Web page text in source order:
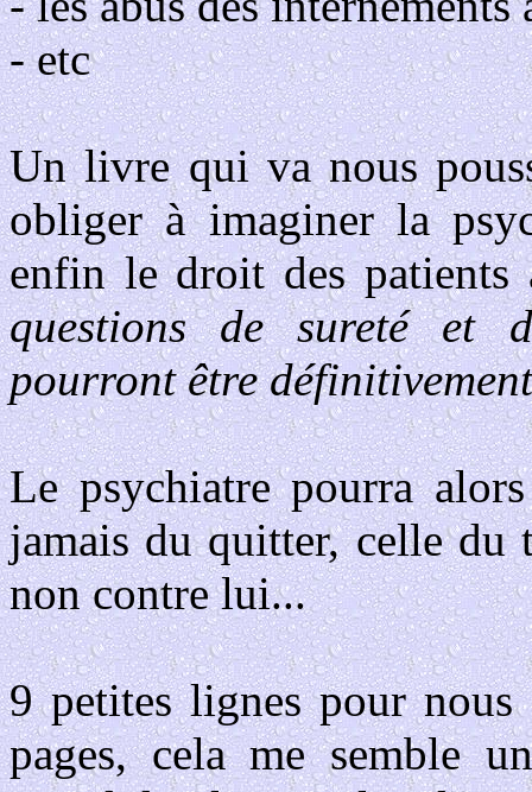
- etc
Un livre qui va nous
obliger à imaginer la
enfin le droit des
questions de sureté et
pourront être
Le psychiatre pourra
jamais du quitter, celle du
non contre lui...
9 petites lignes pour
pages, cela me semble